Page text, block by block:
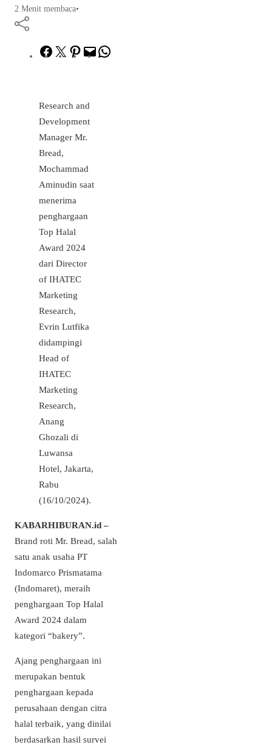
2 Menit membaca•
Facebook
TwitterPinterest
Mail
Research and
Development
Manager Mr.
Bread,
Mochammad
Aminudin saat
menerima
penghargaan
Top Halal
Award 2024
dari Director
of IHATEC
Marketing
Research,
Evrin Lutfika
didampingi
Head of
IHATEC
Marketing
Research,
Anang
Ghozali di
Luwansa
Hotel, Jakarta,
Rabu
(16/10/2024).
KABARHIBURAN.id –
Brand roti Mr. Bread, salah
satu anak usaha PT
Indomarco Prismatama
(Indomaret), meraih
penghargaan Top Halal
Award 2024 dalam
kategori “bakery”.
Ajang penghargaan ini
merupakan bentuk
penghargaan kepada
perusahaan dengan citra
halal terbaik, yang dinilai
berdasarkan hasil survei